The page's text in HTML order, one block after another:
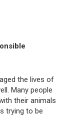
the lives of
Many people
their animals
trying to be